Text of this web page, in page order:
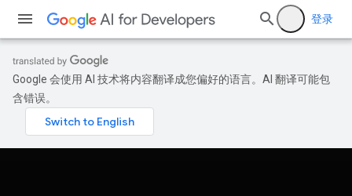
登录
Google 会使用 AI 技术将内容翻译成您偏好的语言。AI 翻译可能包
含错误。